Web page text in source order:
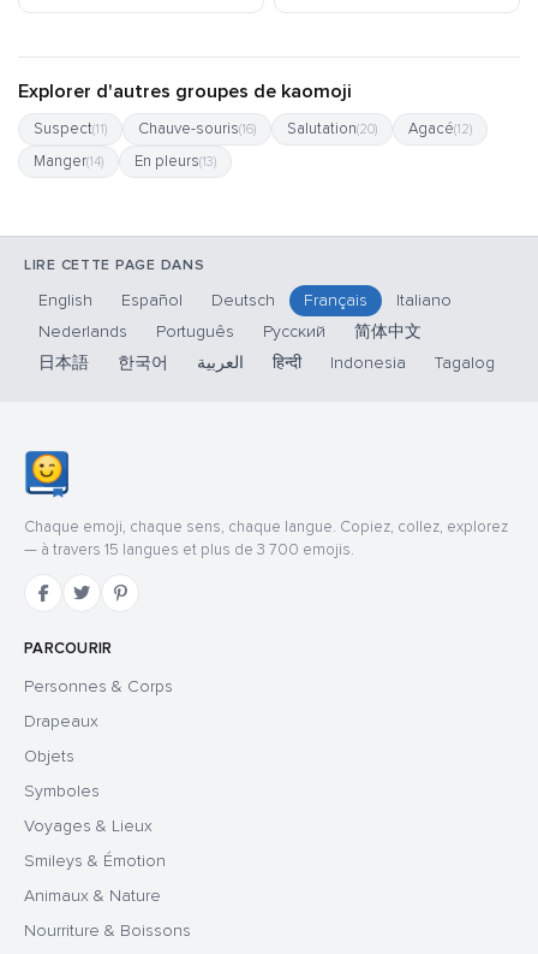
Explorer d'autres groupes de kaomoji
Suspect(11) Chauve-souris(16) Salutation(20) Agacé(12)
Manger(14) En pleurs(13)
LIRE CETTE PAGE DANS
English Español Deutsch Français
Italiano
Nederlands
Português Русский
简体中文
日本語
한국어 العربية हिन्दी Indonesia Tagalog
Chaque emoji, chaque sens, chaque langue. Copiez, collez, explorez
— à travers 15 langues et plus de 3 700 emojis.
PARCOURIR
Personnes & Corps
Drapeaux
Objets
Symboles
Voyages & Lieux
Smileys & Émotion
Animaux & Nature
Nourriture & Boissons